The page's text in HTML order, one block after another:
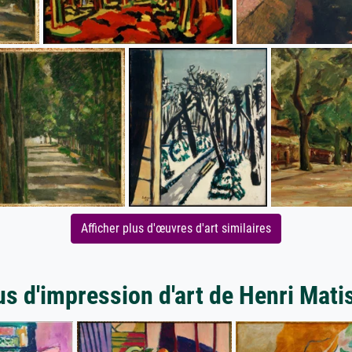
Afficher plus d'œuvres d'art similaires
d'impression d'art de Henri